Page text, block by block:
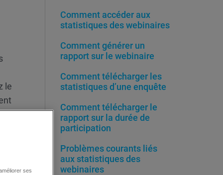
Comment accéder aux
statistiques des webinaires
Comment générer un
rapport sur le webinaire
Comment télécharger les
statistiques d’une enquête
Comment télécharger le
rapport sur la durée de
participation
Problèmes courants liés
aux statistiques des
webinaires
le
ses